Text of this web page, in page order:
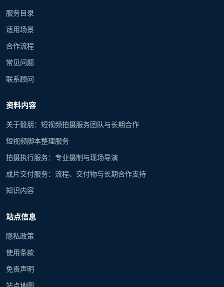
服务目录
适用场景
合作流程
常见问题
联系顾问
资料内容
关于毅朋：短视频拍摄服务团队与长期合作
短视频脚本整理服务
拍摄执行服务：专业摄制与现场导演
成片交付服务：流程、交付物与长期合作支持
知识内容
站点信息
隐私政策
使用条款
免责声明
站点地图